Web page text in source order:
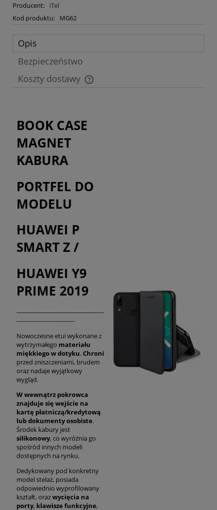
Producent:
iTel
Kod produktu:
MG62
Opis
Bezpieczeństwo
Koszty dostawy
Cena nie zawiera ewentualnych kosztów płatności
BOOK CASE
MAGNET
KABURA
PORTFEL DO
MODELU
HUAWEI P
SMART Z /
HUAWEI Y9
PRIME 2019
---------------------------------------------
------------------------------
Nowoczesne etui wykonane z
wytrzymałego materiału
miękkiego w dotyku.Chroni
przed zniszczeniami, brudem
oraz nadaje wyjątkowy
wygląd.
W wewnątrz pokrowca
znajduje się wejście na
kartę płatniczą/kredytową
lub dokumenty osobiste.
Środek kabury jest
silikonowy, co wyróżnia go
spośród innych modeli
dostępnych na rynku.
Dedykowany pod konkretny
model stelaż, posiada
odpowiednio wyprofilowany
kształt, orazwycięcia na
porty, klawisze funkcyjne,